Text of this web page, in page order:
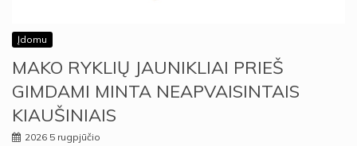
Įdomu
MAKO RYKLIŲ JAUNIKLIAI PRIEŠ
GIMDAMI MINTA NEAPVAISINTAIS
KIAUŠINIAIS
2026 5 rugpjūčio